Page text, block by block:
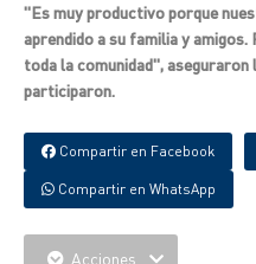
"Es muy productivo porque
aprendido a su familia y
toda la comunidad", aseguraron
participaron.
Compartir en Facebook
Compartir en WhatsApp
Acciones